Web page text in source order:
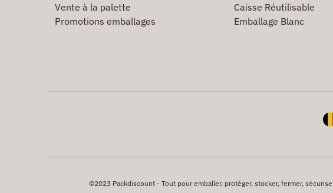
Vente à la palette
Promotions emballages
Caisse Réutilisable
Emballage Blanc
©2023 Packdiscount - Tout pour emballer, protéger, stocker, fermer,